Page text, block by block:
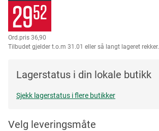
2952
36,90
Tilbudet gjelder t.o.m 31.01 eller så langt lageret rekker.
Lagerstatus i din lokale butikk
Sjekk lagerstatus i flere butikker
Velg leveringsmåte
images
gallery